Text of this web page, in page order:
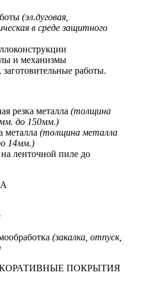
(эл.дуговая,
в среде защитного
и механизмы
заготовительные работы.
резка металла (толщина
до 150мм.)
металла (толщина металла
14мм.)
на ленточной пиле до
(закалка, отпуск,
ПОКРЫТИЯ